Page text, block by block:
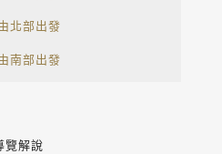
北部出發
南部出發
覽解說